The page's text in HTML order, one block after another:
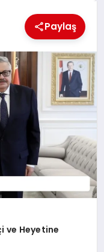
Paylaş
ve Heyetine